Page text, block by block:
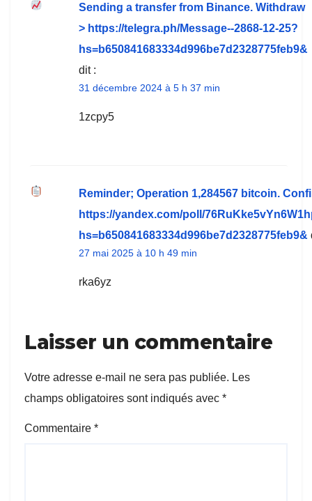
Sending a transfer from Binance. Withdrаw
> https://telegra.ph/Message--2868-12-25?
hs=b650841683334d996be7d2328775feb9&
dit :
31 décembre 2024 à 5 h 37 min
1zcpy5
Reminder; Operation 1,284567 bitcoin.
https://yandex.com/poll/
hs=b650841683334d996be7d2328775feb9&
27 mai 2025 à 10 h 49 min
rka6yz
Laisser un commentaire
Votre adresse e-mail ne sera pas publiée. Les
champs obligatoires sont indiqués avec *
Commentaire *